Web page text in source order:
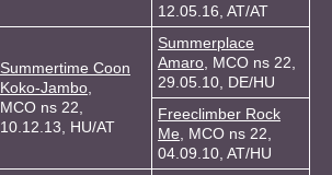
12.05.16, AT/AT
Summertime Coon
Koko-Jambo,
MCO ns 22,
10.12.13, HU/AT
Summerplace
Amaro, MCO ns 22,
29.05.10, DE/HU
Freeclimber Rock
Me, MCO ns 22,
04.09.10, AT/HU